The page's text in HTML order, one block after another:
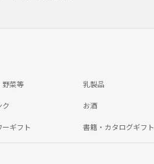
野菜等 乳製品
ク お酒
ーギフト 書籍・カタログギフト